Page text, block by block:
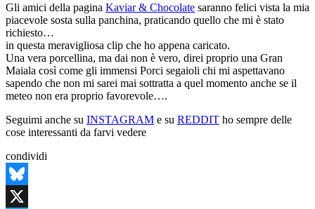
Gli amici della pagina Kaviar & Chocolate saranno felici vista la mia
piacevole sosta sulla panchina, praticando quello che mi è stato
richiesto…
in questa meravigliosa clip che ho appena caricato.
Una vera porcellina, ma dai non è vero, direi proprio una Gran
Maiala così come gli immensi Porci segaioli chi mi aspettavano
sapendo che non mi sarei mai sottratta a quel momento anche se il
meteo non era proprio favorevole….
Seguimi anche su INSTAGRAM e su REDDIT ho sempre delle
cose interessanti da farvi vedere
condividi
Bluesky